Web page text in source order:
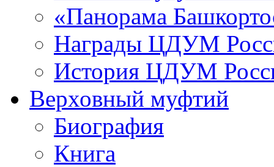
«Панорама
Награды ЦДУМ
История ЦДУМ
Верховный муфтий
Биография
Книга